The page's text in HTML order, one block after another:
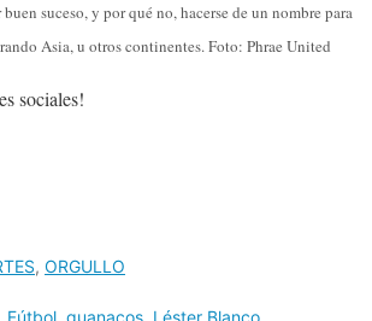
suceso, y por qué no, hacerse de un nombre para
Asia, u otros continentes. Foto: Phrae United
sociales!
, ORGULLO